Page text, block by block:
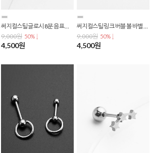
써지컬스틸 글로시 8분 음표 음악 피어싱 P-0744
9,000원 50% ↓
4,500원
써지컬스틸 링크 버블 볼 바벨 피어싱 P-0743
9,000원 50% ↓
4,500원